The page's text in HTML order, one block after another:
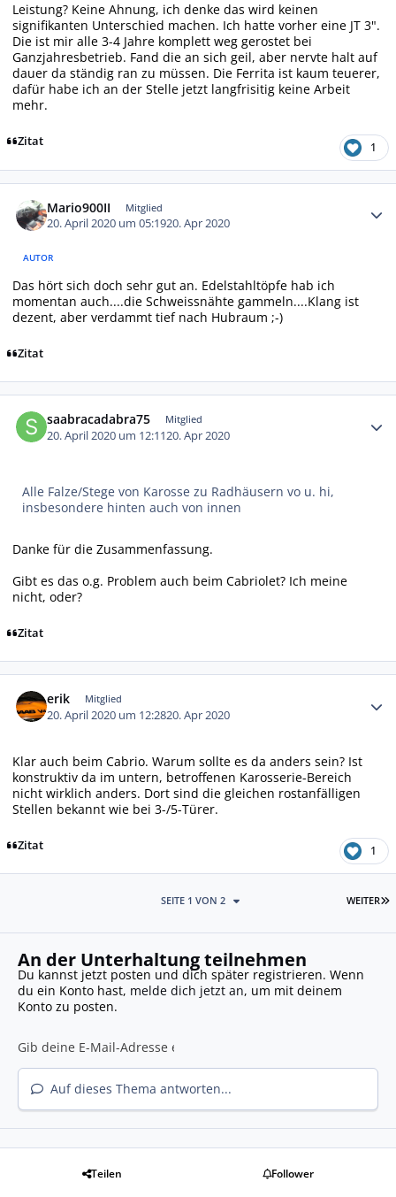
Leistung? Keine Ahnung, ich denke das wird keinen
signifikanten Unterschied machen. Ich hatte vorher eine JT 3".
Die ist mir alle 3-4 Jahre komplett weg gerostet bei
Ganzjahresbetrieb. Fand die an sich geil, aber nervte halt auf
dauer da ständig ran zu müssen. Die Ferrita ist kaum teuerer,
dafür habe ich an der Stelle jetzt langfrisitig keine Arbeit
mehr.
Zitat 1
Mario900II Mitglied
20. April 2020 um 05:1920. Apr 2020
AUTOR
Das hört sich doch sehr gut an. Edelstahltöpfe hab ich
momentan auch....die Schweissnähte gammeln....Klang ist
dezent, aber verdammt tief nach Hubraum ;-)
Zitat
saabracadabra75 Mitglied
20. April 2020 um 12:1120. Apr 2020
Alle Falze/Stege von Karosse zu Radhäusern vo u. hi,
insbesondere hinten auch von innen
Danke für die Zusammenfassung.
Gibt es das o.g. Problem auch beim Cabriolet? Ich meine
nicht, oder?
Zitat
erik Mitglied
20. April 2020 um 12:2820. Apr 2020
Klar auch beim Cabrio. Warum sollte es da anders sein? Ist
konstruktiv da im untern, betroffenen Karosserie-Bereich
nicht wirklich anders. Dort sind die gleichen rostanfälligen
Stellen bekannt wie bei 3-/5-Türer.
Zitat 1
WEITER
SEITE 1 VON 2
An der Unterhaltung teilnehmen
Du kannst jetzt posten und dich später registrieren. Wenn
du ein Konto hast, melde dich jetzt an, um mit deinem
Konto zu posten.
Auf dieses Thema antworten...
Teilen Follower